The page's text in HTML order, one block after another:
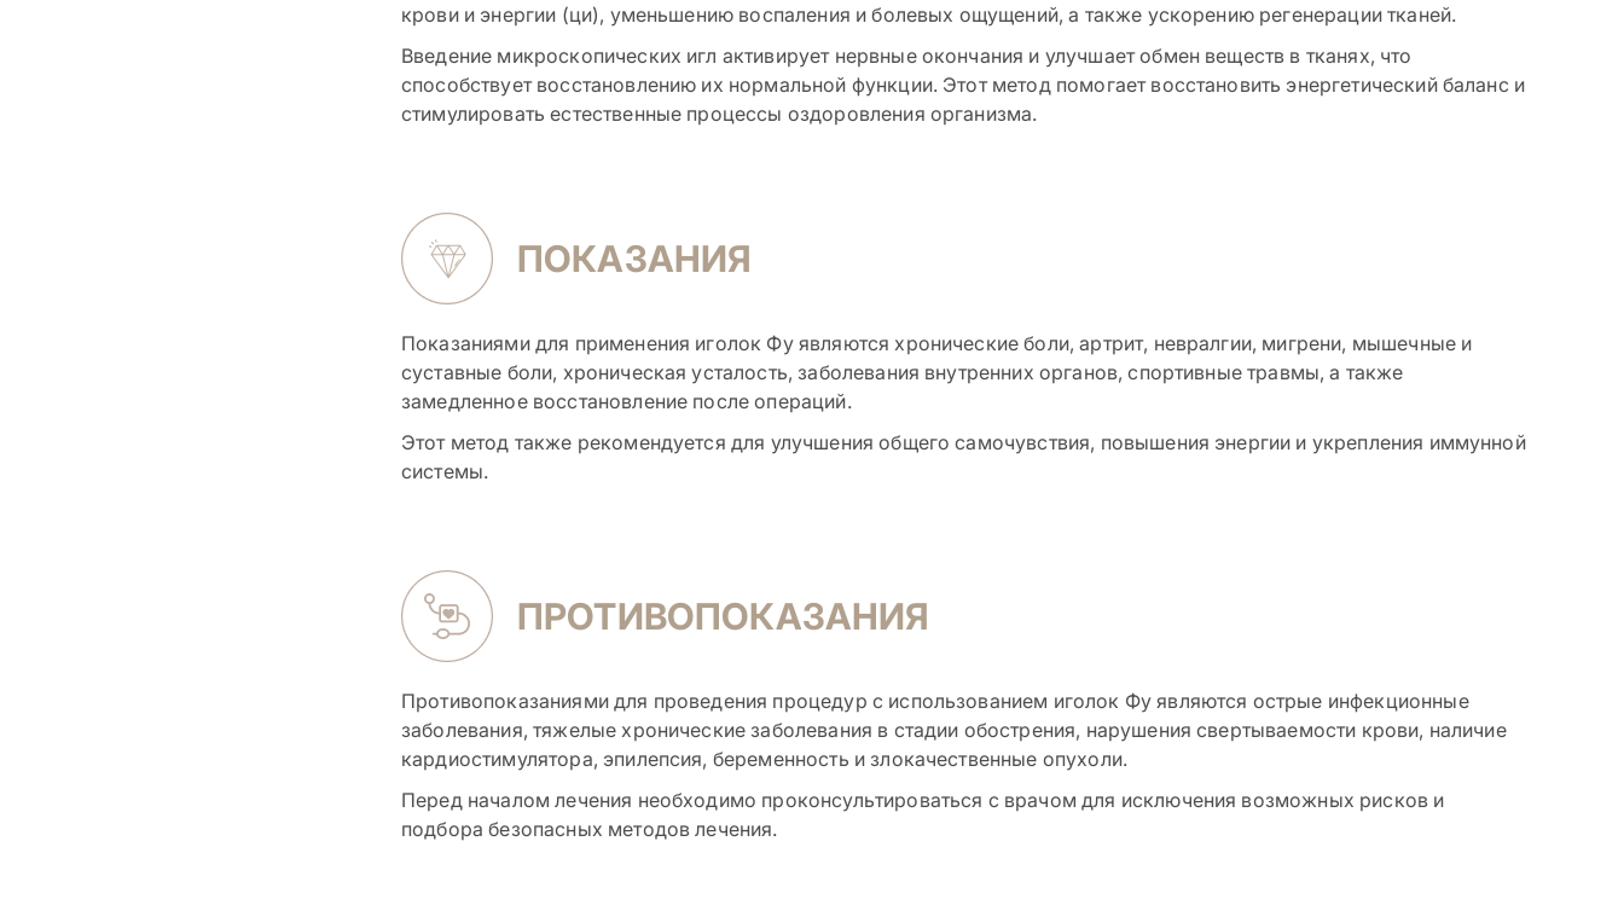
крови и энергии (ци), уменьшению воспаления и болевых ощущений, а также ускорению регенерации тканей.
Введение микроскопических игл активирует нервные окончания и улучшает обмен веществ в тканях, что
способствует восстановлению их нормальной функции. Этот метод помогает восстановить энергетический баланс и
стимулировать естественные процессы оздоровления организма.
ПОКАЗАНИЯ
Показаниями для применения иголок Фу являются хронические боли, артрит, невралгии, мигрени, мышечные и
суставные боли, хроническая усталость, заболевания внутренних органов, спортивные травмы, а также
замедленное восстановление после операций.
Этот метод также рекомендуется для улучшения общего самочувствия, повышения энергии и укрепления иммунной
системы.
ПРОТИВОПОКАЗАНИЯ
Противопоказаниями для проведения процедур с использованием иголок Фу являются острые инфекционные
заболевания, тяжелые хронические заболевания в стадии обострения, нарушения свертываемости крови, наличие
кардиостимулятора, эпилепсия, беременность и злокачественные опухоли.
Перед началом лечения необходимо проконсультироваться с врачом для исключения возможных рисков и
подбора безопасных методов лечения.